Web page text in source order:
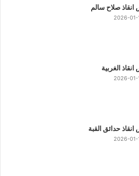
صلاح سالم
2026-01-
الغربية
2026-01-
حدائق القبة
2026-01-